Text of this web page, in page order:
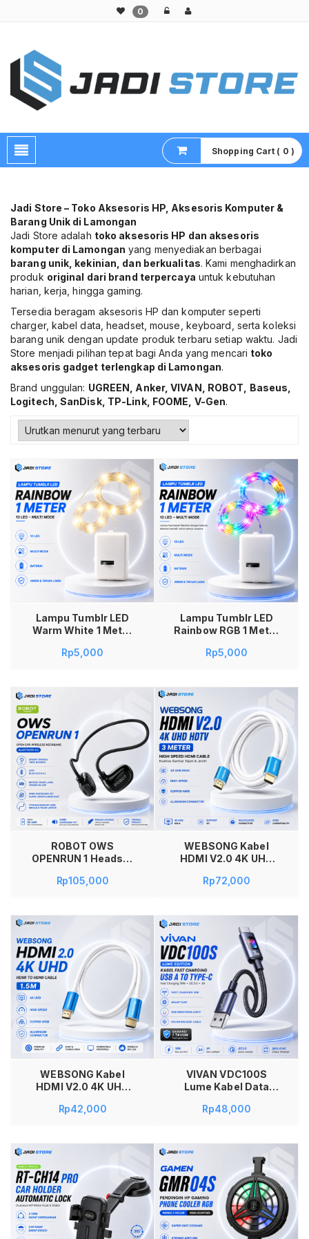
0
Shopping Cart ( 0 )
Jadi Store – Toko Aksesoris HP, Aksesoris Komputer &
Barang Unik di Lamongan
Jadi Store adalah toko aksesoris HP dan aksesoris
komputer di Lamongan yang menyediakan berbagai
barang unik, kekinian, dan berkualitas. Kami menghadirkan
produk original dari brand terpercaya untuk kebutuhan
harian, kerja, hingga gaming.
Tersedia beragam aksesoris HP dan komputer seperti
charger, kabel data, headset, mouse, keyboard, serta koleksi
barang unik dengan update produk terbaru setiap waktu. Jadi
Store menjadi pilihan tepat bagi Anda yang mencari toko
aksesoris gadget terlengkap di Lamongan.
Brand unggulan: UGREEN, Anker, VIVAN, ROBOT, Baseus,
Logitech, SanDisk, TP-Link, FOOME, V-Gen.
Lampu Tumblr LED
Warm White 1 Meter
Kawat Fleksibel Multi
Dekorasi Kamar
Pohon Natal Pesta
Pernikahan Cafe
Teras Rumah Indoor
Outdoor Layangan
Hias Estetik
Rp5,000
Tambah ke keranjang
Lampu Tumblr LED
Rainbow RGB 1 Meter
Kawat Fleksibel Multi
Dekorasi Kamar
Pohon Natal Pesta
Pernikahan Cafe
Teras Rumah Indoor
Outdoor Layangan
Hias Estetik
Rp5,000
ROBOT OWS
OPENRUN 1 Headset
Wireless Neckband
14MM Diafragma
60 Jam Titanium
Memory Wire
Headset Olahraga
Lari Sepeda Gym
Musik Original Hitam
Rp105,000
Tambah ke keranjang
WEBSONG Kabel
HDMI V2.0 4K UHD
High Speed HDMI
Connector untuk TV
Monitor Proyektor
Laptop PC PS4 PS5
Xbox Set Top Box
Warna Putih (salin)
Rp72,000
WEBSONG Kabel
HDMI V2.0 4K UHD
High Speed HDMI
Connector untuk TV
Laptop PC PS4 PS5
Xbox Set Top Box
Warna Putih
Rp42,000
Tambah ke keranjang
VIVAN VDC100S
Lume Kabel Data
Charging 18W QC3.0
Charger Cable USB
Type-C Data Sync 1
Meter Smart Chip
untuk Smartphone
Android
Rp48,000